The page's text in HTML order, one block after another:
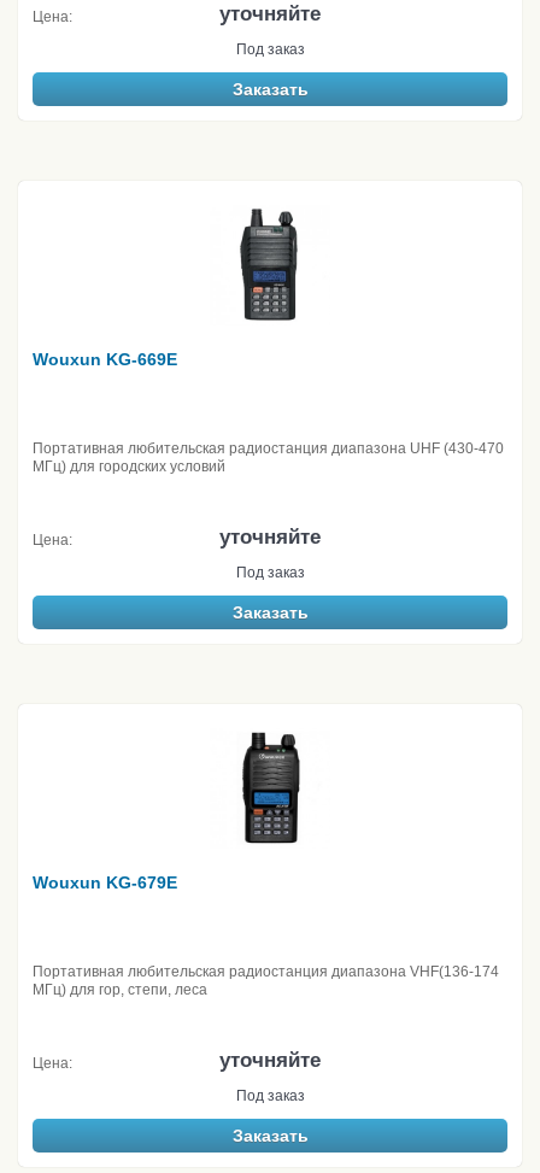
Цена: уточняйте
Под заказ
Заказать
Wouxun KG-669E
Портативная любительская радиостанция диапазона UHF (430-470
МГц) для городских условий
Цена: уточняйте
Под заказ
Заказать
Wouxun KG-679E
Портативная любительская радиостанция диапазона VHF(136-174
МГц) для гор, степи, леса
Цена: уточняйте
Под заказ
Заказать